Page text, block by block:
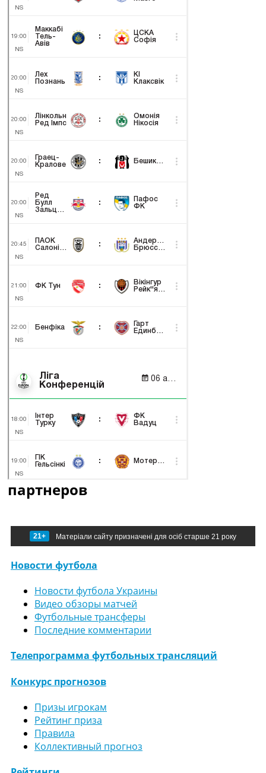
партнеров
21+ Матеріали сайту призначені для осіб старше 21 року
Новости футбола
Новости футбола Украины
Видео обзоры матчей
Футбольные трансферы
Последние комментарии
Телепрограмма футбольных трансляций
Конкурс прогнозов
Призы игрокам
Рейтинг приза
Правила
Коллективный прогноз